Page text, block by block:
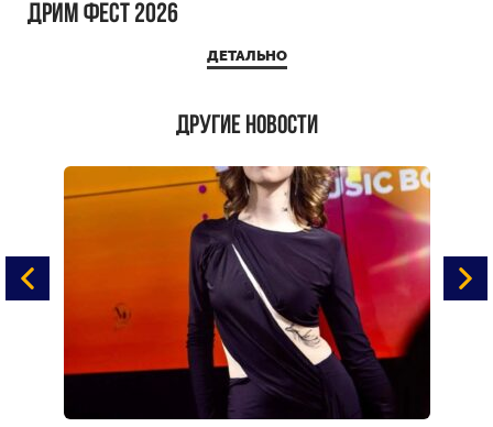
ДРИМ ФЕСТ 2026
ДЕТАЛЬНО
Другие новости